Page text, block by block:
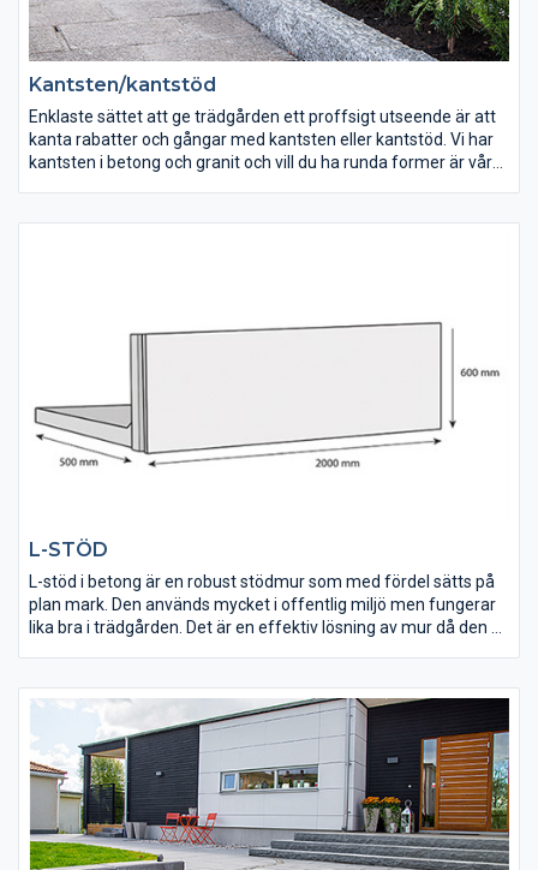
Kantsten/kantstöd
Enklaste sättet att ge trädgården ett proffsigt utseende är att
kanta rabatter och gångar med kantsten eller kantstöd. Vi har
kantsten i betong och granit och vill du ha runda former är våra
L-STÖD
L-stöd i betong är en robust stödmur som med fördel sätts på
plan mark. Den används mycket i offentlig miljö men fungerar
lika bra i trädgården. Det är en effektiv lösning av mur då den är
blocken på plats. Även om det inte krävs lika höga krav på
markarbetet när man sätter en L-stödsmur som när man
bygger en plockmur så bör man alltid låta en erfaren anläggare
göra ett utlåtande av vilka djup och hur mycket massor som
behöver bytas ut för att få den livslängd som önskas på muren.
Det är i regel alltid bättre att göra lite för mycket när det gäller
grundarbeten!